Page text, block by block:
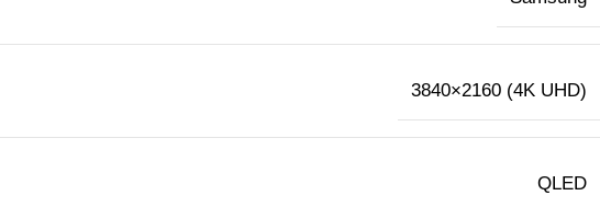
3840×2160 (4K UHD)
QLED